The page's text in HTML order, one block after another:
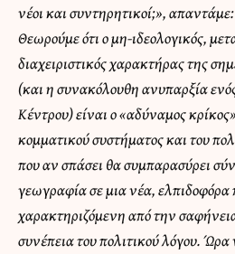
νέοι και συντηρητικοί;»,
Θεωρούμε ότι ο μη-ιδεολογικός,
διαχειριστικός χαρακτήρας της
(και η συνακόλουθη ανυπαρξία
Κέντρου) είναι ο «αδύναμος
κομματικού συστήματος και του
που αν σπάσει θα συμπαρασύρει
γεωγραφία σε μια νέα, ελπιδοφόρα
χαρακτηριζόμενη από την
συνέπεια του πολιτικού λόγου.